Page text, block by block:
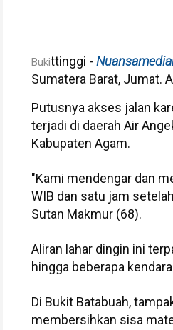
Bukittinggi -
Sumatera Barat, Jumat.
Putusnya akses jalan
terjadi di daerah Air
Kabupaten Agam.
"Kami mendengar dan
WIB dan satu jam
Sutan Makmur (68).
Aliran lahar dingin ini
hingga beberapa
Di Bukit Batabuah,
membersihkan sisa